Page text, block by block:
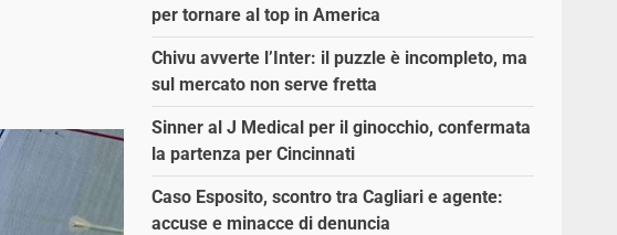
per tornare al top in America
Chivu avverte l’Inter: il puzzle è incompleto, ma
sul mercato non serve fretta
Sinner al J Medical per il ginocchio, confermata
la partenza per Cincinnati
Caso Esposito, scontro tra Cagliari e agente:
accuse e minacce di denuncia